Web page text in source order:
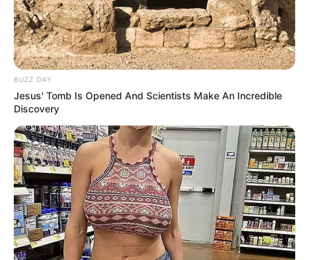
BUZZ DAY
Jesus' Tomb Is Opened And Scientists Make An Incredible
Discovery